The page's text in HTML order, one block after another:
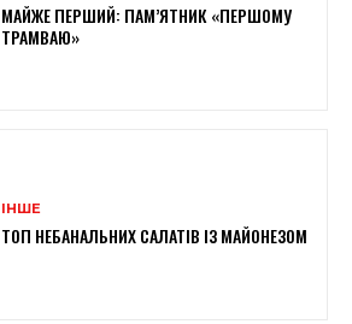
МАЙЖЕ ПЕРШИЙ: ПАМ’ЯТНИК «ПЕРШОМУ
ТРАМВАЮ»
ІНШЕ
ТОП НЕБАНАЛЬНИХ САЛАТІВ ІЗ МАЙОНЕЗОМ